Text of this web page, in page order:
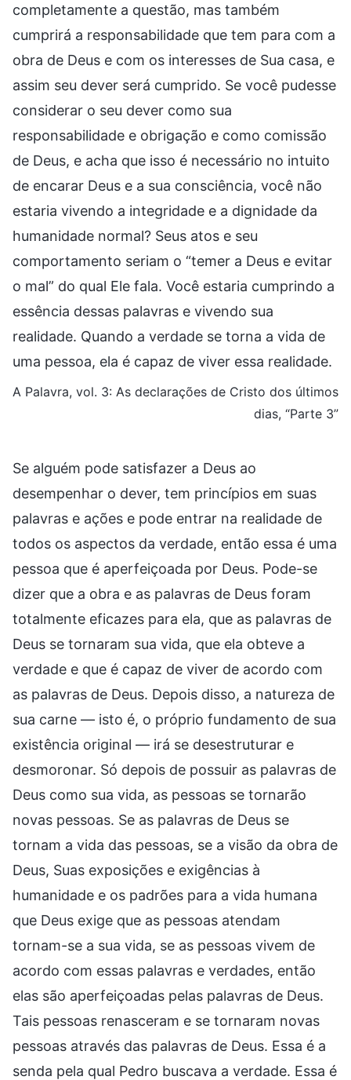
completamente a questão, mas também
cumprirá a responsabilidade que tem para com a
obra de Deus e com os interesses de Sua casa, e
assim seu dever será cumprido. Se você pudesse
considerar o seu dever como sua
responsabilidade e obrigação e como comissão
de Deus, e acha que isso é necessário no intuito
de encarar Deus e a sua consciência, você não
estaria vivendo a integridade e a dignidade da
humanidade normal? Seus atos e seu
comportamento seriam o “temer a Deus e evitar
o mal” do qual Ele fala. Você estaria cumprindo a
essência dessas palavras e vivendo sua
realidade. Quando a verdade se torna a vida de
uma pessoa, ela é capaz de viver essa realidade.
A Palavra, vol. 3: As declarações de Cristo dos últimos
dias, “Parte 3”
Se alguém pode satisfazer a Deus ao
desempenhar o dever, tem princípios em suas
palavras e ações e pode entrar na realidade de
todos os aspectos da verdade, então essa é uma
pessoa que é aperfeiçoada por Deus. Pode-se
dizer que a obra e as palavras de Deus foram
totalmente eficazes para ela, que as palavras de
Deus se tornaram sua vida, que ela obteve a
verdade e que é capaz de viver de acordo com
as palavras de Deus. Depois disso, a natureza de
sua carne — isto é, o próprio fundamento de sua
existência original — irá se desestruturar e
desmoronar. Só depois de possuir as palavras de
Deus como sua vida, as pessoas se tornarão
novas pessoas. Se as palavras de Deus se
tornam a vida das pessoas, se a visão da obra de
Deus, Suas exposições e exigências à
humanidade e os padrões para a vida humana
que Deus exige que as pessoas atendam
tornam-se a sua vida, se as pessoas vivem de
acordo com essas palavras e verdades, então
elas são aperfeiçoadas pelas palavras de Deus.
Tais pessoas renasceram e se tornaram novas
pessoas através das palavras de Deus. Essa é a
senda pela qual Pedro buscava a verdade. Essa é